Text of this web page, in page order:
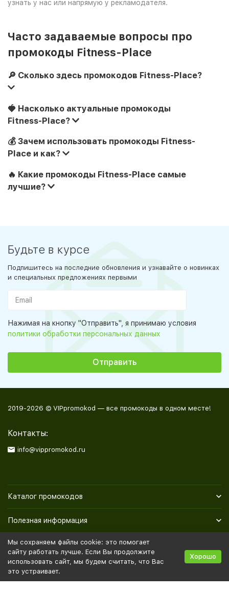
узнать у нас или напрямую у рекламодателя.
Часто задаваемые вопросы про
промокоды Fitness-Place
🔎 Сколько здесь промокодов Fitness-Place?
🍓 Насколько актуальные промокоды
Fitness-Place?
💰 Зачем использовать промокоды Fitness-
Place и как?
🔥 Какие промокоды Fitness-Place самые
лучшие?
Будьте в курсе
Подпишитесь на последние обновления и узнавайте о новинках
и специальных предложениях первыми
Нажимая на кнопку "Отправить", я принимаю условия
политики обработки персональных данных
2019-2026 © VIPpromokod — все промокоды в одном месте!
Контакты:
info@vippromokod.ru
Каталог промокодов
Полезная информация
Политика персональных данных Карта сайта
Мы сохраняем файлы cookie: это помогает
сайту работать лучше. Если Вы продолжите
использовать сайт, мы будем считать, что Вас
это устраивает.
Хорошо